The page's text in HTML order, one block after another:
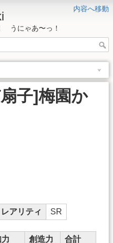
内容へ移動
うにゃあ〜っ！
子]梅園か
レアリティ SR
創造力
合計